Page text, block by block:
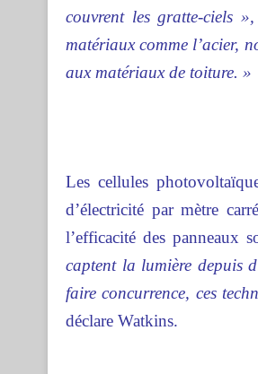
couvrent les gratte-ciels »,
matériaux comme l’acier,
aux matériaux de toiture. »
Les cellules
d’électricité par mètre
l’efficacité des panneaux
captent la lumière depuis
faire concurrence, ces
déclare Watkins.